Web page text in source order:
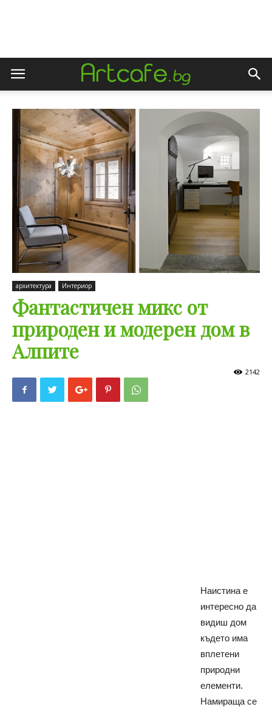
архитектура Интериор
Фантастичен микс от
природен и модерен дом в
Алпите
2142
Наистина е
интересно да
видиш дом
където има
вплетени
природни
елементи.
Намираща се